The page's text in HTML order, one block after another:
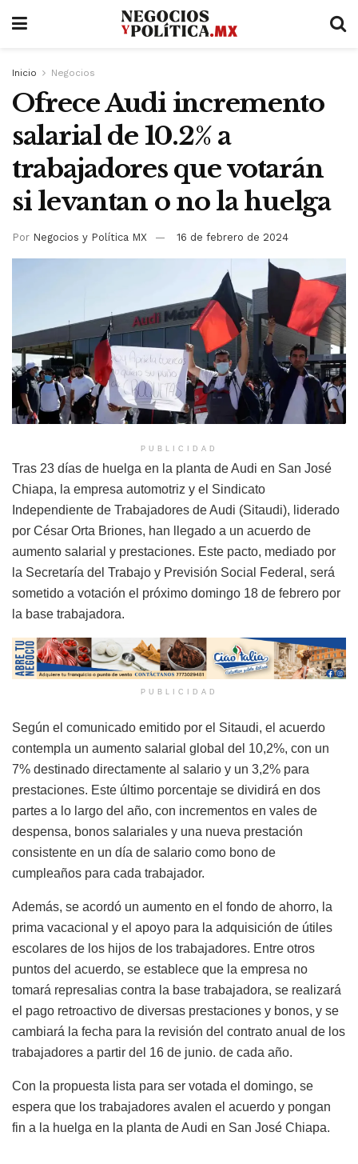
Inicio Negocios
Ofrece Audi incremento
salarial de 10.2% a
trabajadores que votarán
si levantan o no la huelga
Por Negocios y Política MX 16 de febrero de 2024
PUBLICIDAD
Tras 23 días de huelga en la planta de Audi en San José
Chiapa, la empresa automotriz y el Sindicato
Independiente de Trabajadores de Audi (Sitaudi), liderado
por César Orta Briones, han llegado a un acuerdo de
aumento salarial y prestaciones. Este pacto, mediado por
la Secretaría del Trabajo y Previsión Social Federal, será
sometido a votación el próximo domingo 18 de febrero por
la base trabajadora.
PUBLICIDAD
Según el comunicado emitido por el Sitaudi, el acuerdo
contempla un aumento salarial global del 10,2%, con un
7% destinado directamente al salario y un 3,2% para
prestaciones. Este último porcentaje se dividirá en dos
partes a lo largo del año, con incrementos en vales de
despensa, bonos salariales y una nueva prestación
consistente en un día de salario como bono de
cumpleaños para cada trabajador.
Además, se acordó un aumento en el fondo de ahorro, la
prima vacacional y el apoyo para la adquisición de útiles
escolares de los hijos de los trabajadores. Entre otros
puntos del acuerdo, se establece que la empresa no
tomará represalias contra la base trabajadora, se realizará
el pago retroactivo de diversas prestaciones y bonos, y se
cambiará la fecha para la revisión del contrato anual de los
trabajadores a partir del 16 de junio. de cada año.
Con la propuesta lista para ser votada el domingo, se
espera que los trabajadores avalen el acuerdo y pongan
fin a la huelga en la planta de Audi en San José Chiapa.